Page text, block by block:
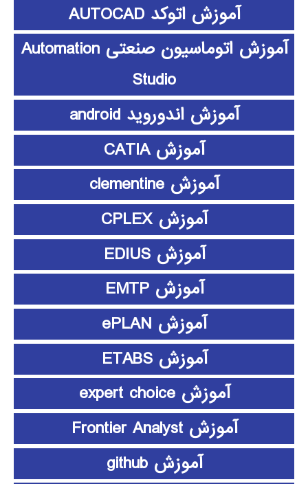
آموزش اتوکد AUTOCAD
آموزش اتوماسیون صنعتی Automation
Studio
آموزش اندوروید android
آموزش CATIA
آموزش clementine
آموزش CPLEX
آموزش EDIUS
آموزش EMTP
آموزش ePLAN
آموزش ETABS
آموزش expert choice
آموزش Frontier Analyst
آموزش github